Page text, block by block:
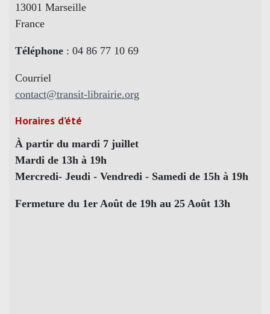
13001 Marseille
France
Téléphone : 04 86 77 10 69
Courriel
contact@transit-librairie.org
Horaires d’été
À partir du mardi 7 juillet
Mardi de 13h à 19h
Mercredi- Jeudi - Vendredi - Samedi de 15h à 19h
Fermeture du 1er Août de 19h au 25 Août 13h